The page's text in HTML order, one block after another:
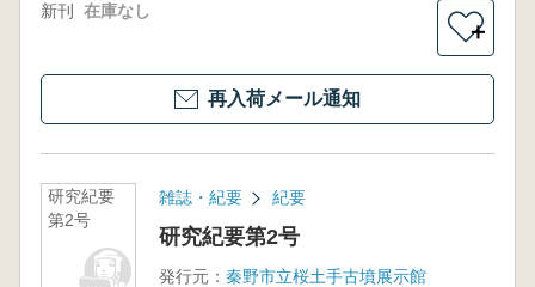
新刊 在庫なし
＋
再入荷メール通知
研究紀要
第2号
雑誌・紀要 紀要
研究紀要第2号
発行元： 秦野市立桜土手古墳展示館